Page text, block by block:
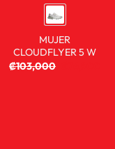
MUJER
CLOUDFLYER 5 W
₡103,000